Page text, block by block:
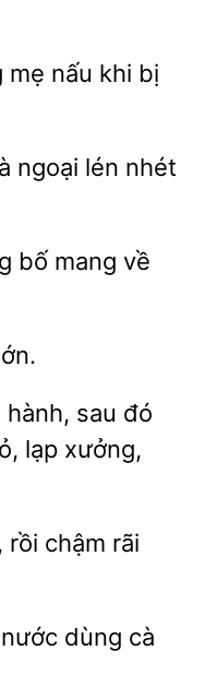
nấu khi bị
nhét
bố mang về
hành, sau đó
lạp xưởng,
rồi chậm rãi
nước dùng cà